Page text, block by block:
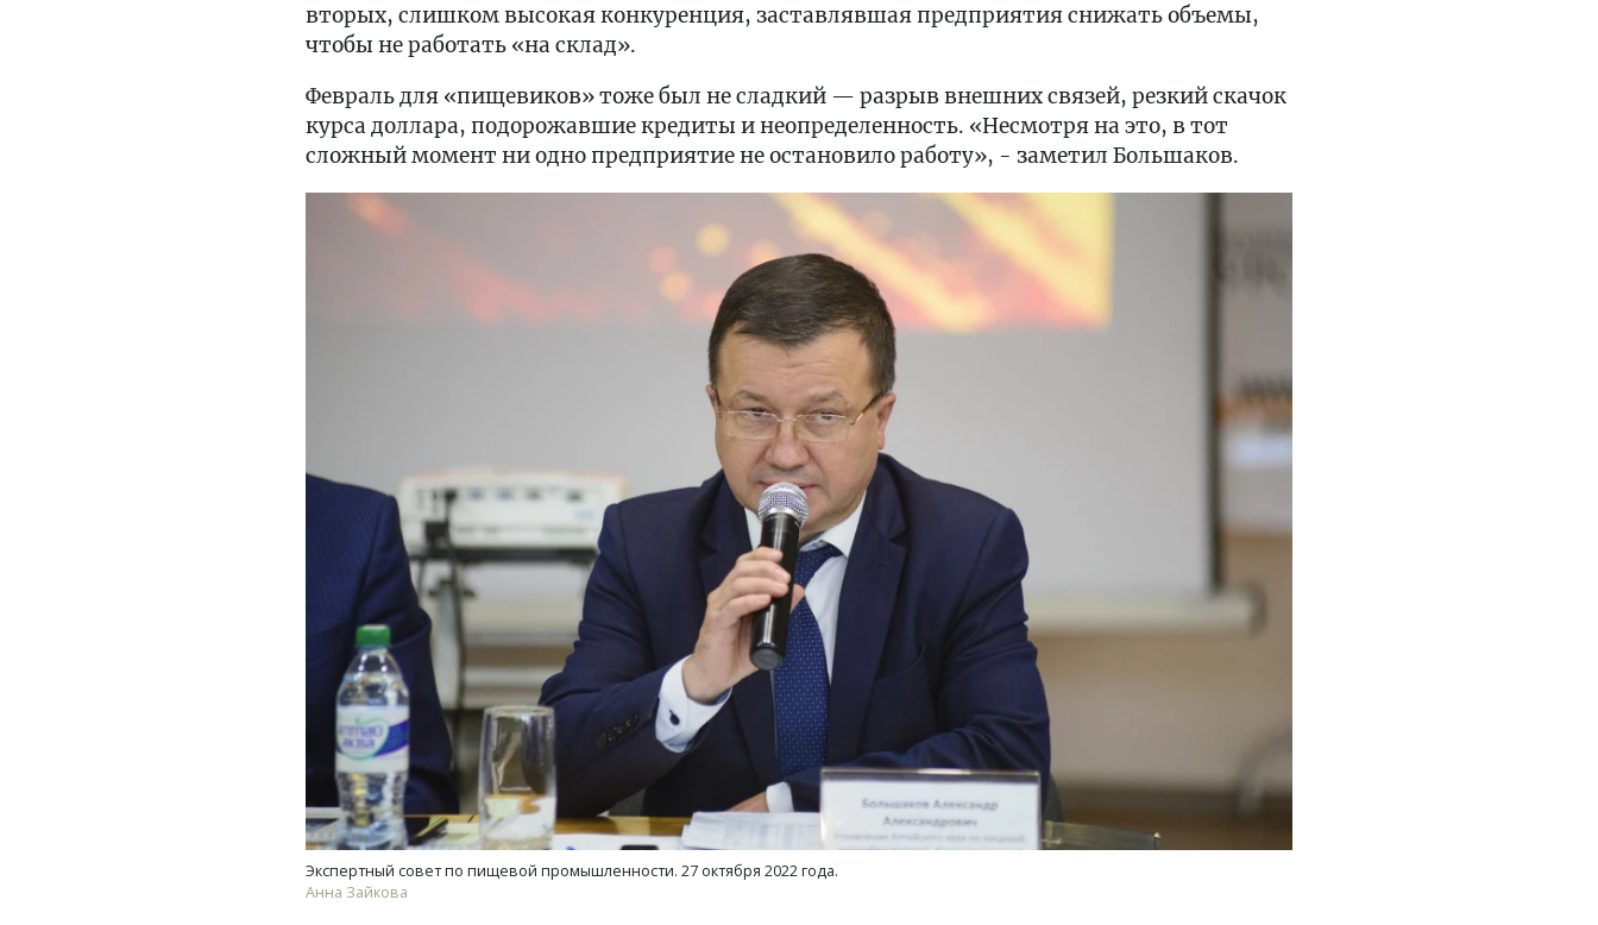
вторых, слишком высокая конкуренция, заставлявшая предприятия снижать объемы,
чтобы не работать «на склад».
Февраль для «пищевиков» тоже был не сладкий — разрыв внешних связей, резкий скачок
курса доллара, подорожавшие кредиты и неопределенность. «Несмотря на это, в тот
сложный момент ни одно предприятие не остановило работу», - заметил Большаков.
Экспертный совет по пищевой промышленности. 27 октября 2022 года.
Анна Зайкова